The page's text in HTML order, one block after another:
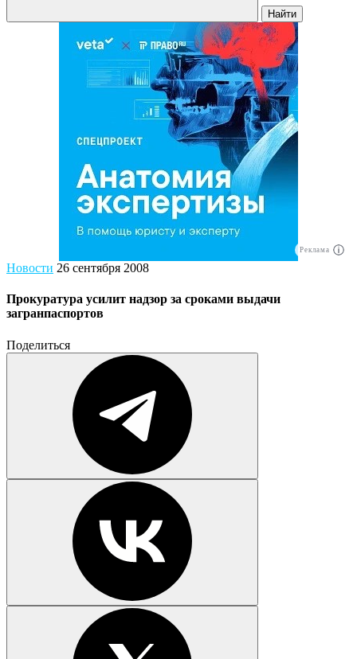
Найти
Реклама
Новости 26 сентября 2008
Прокуратура усилит надзор за сроками выдачи
загранпаспортов
Поделиться